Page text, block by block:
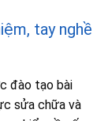
tay nghề
đào tạo bài
sửa chữa và